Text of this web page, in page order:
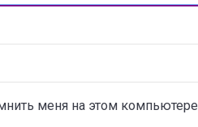
меня на этом компьютере